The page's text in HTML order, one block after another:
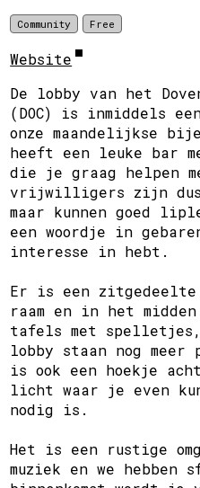
Community Free
Website
De lobby van het
(DOC) is inmiddels
onze maandelijkse
heeft een leuke bar
die je graag helpen
vrijwilligers zijn dus
maar kunnen goed
een woordje in
interesse in hebt.
Er is een
raam en in het
tafels met
lobby staan nog
is ook een hoekje
licht waar je even
nodig is.
Het is een rustige
muziek en we